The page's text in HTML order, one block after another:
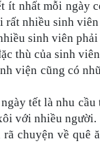
nhất mỗi
nhiều sinh
sinh viên
thù của sinh
viện cũng có
tết là nhu
với nhiều người.
chuyện về